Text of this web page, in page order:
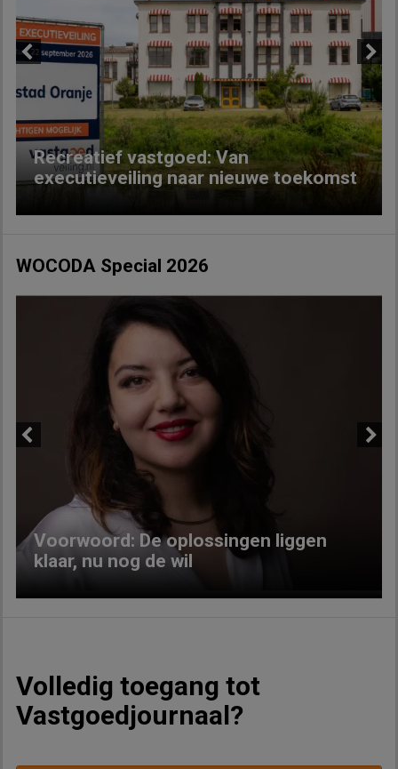
Recreatief vastgoed: Van
executieveiling naar nieuwe toekomst
Next
WOCODA Special 2026
Voorwoord: De oplossingen liggen
klaar, nu nog de wil
Volledig toegang tot
Vastgoedjournaal?